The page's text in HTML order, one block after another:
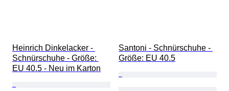
Heinrich Dinkelacker -
Schnürschuhe - Größe:
EU 40.5 - Neu im Karton
Santoni - Schnürschuhe -
Größe: EU 40.5